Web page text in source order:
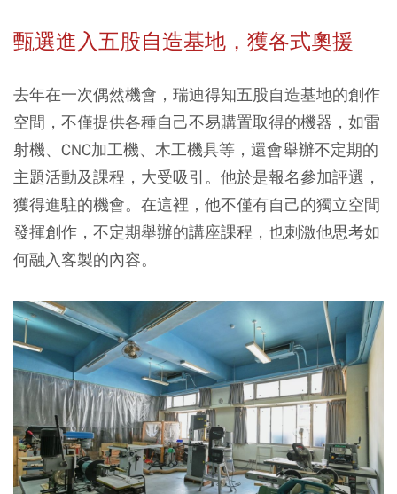
甄選進入五股自造基地，獲各式奧援
去年在一次偶然機會，瑞迪得知五股自造基地的創作
空間，不僅提供各種自己不易購置取得的機器，如雷
射機、CNC加工機、木工機具等，還會舉辦不定期的
主題活動及課程，大受吸引。他於是報名參加評選，
獲得進駐的機會。在這裡，他不僅有自己的獨立空間
發揮創作，不定期舉辦的講座課程，也刺激他思考如
何融入客製的內容。